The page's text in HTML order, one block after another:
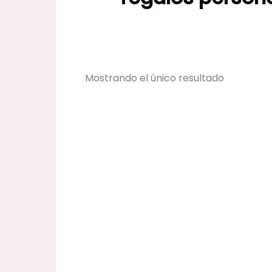
Mostrando el único resultado